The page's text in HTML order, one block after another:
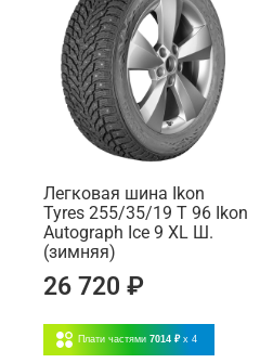
Легковая шина Ikon
Tyres 255/35/19 T 96 Ikon
Autograph Ice 9 XL Ш.
(зимняя)
26 720 ₽
Плати частями 7014 ₽ x 4